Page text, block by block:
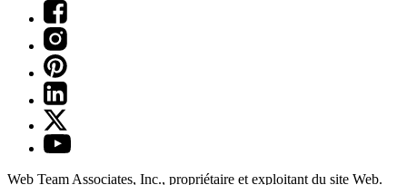
Web Team Associates, Inc., propriétaire et exploitant du site Web.